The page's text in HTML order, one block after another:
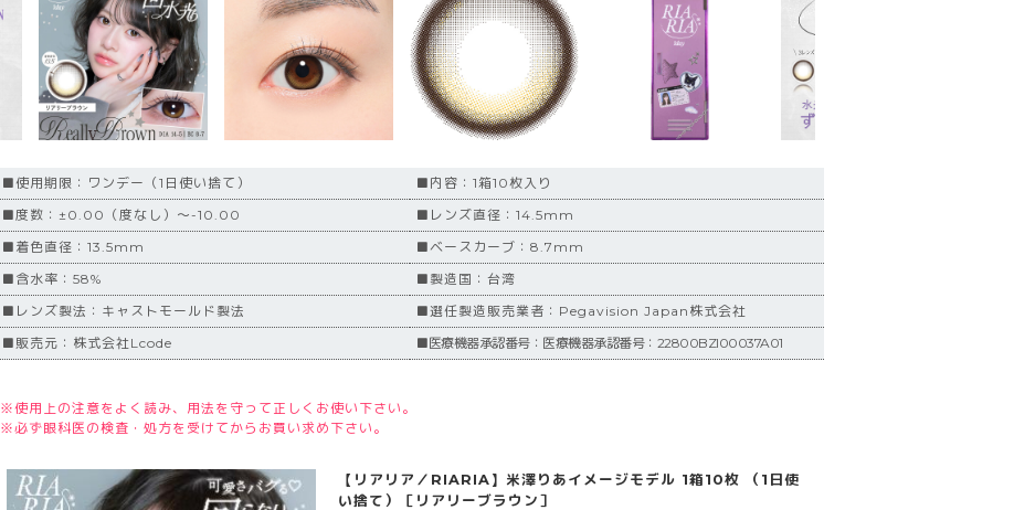
■使用期限：ワンデー（1日使い捨て）
■内容：1箱10枚入り
■度数：±0.00（度なし）～-10.00
■レンズ直径：14.5mm
■着色直径：13.5mm
■ベースカーブ：8.7mm
■含水率：58%
■製造国：台湾
■レンズ製法：キャストモールド製法
■選任製造販売業者：Pegavision Japan株式会社
■販売元：株式会社Lcode
■医療機器承認番号：医療機器承認番号：22800BZI00037A01
※使用上の注意をよく読み、用法を守って正しくお使い下さい。
※必ず眼科医の検査・処方を受けてからお買い求め下さい。
【リアリア／RIARIA】米澤りあイメージモデル 1箱10枚 （1日使
い捨て）［リアリーブラウン］